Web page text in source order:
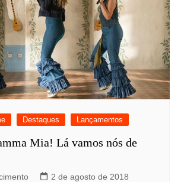
Destaques Lançamentos
Mia! Lá vamos nós de
2 de agosto de 2018